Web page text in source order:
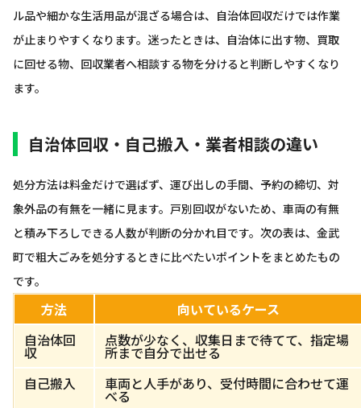
ル品や細かな生活用品が混ざる場合は、自治体回収だけでは作業
が止まりやすくなります。迷ったときは、自治体に出す物、買取
に回せる物、回収業者へ相談する物を分けると判断しやすくなり
ます。
自治体回収・自己搬入・業者相談の違い
処分方法は料金だけで選ばず、運び出しの手間、予約の締切、対
象外品の有無を一緒に見ます。戸別回収がないため、車両の有無
と積み下ろしできる人数が判断の分かれ目です。次の表は、金武
町で粗大ごみを処分するときに比べたいポイントをまとめたもの
です。
方法
向いているケース
自治体回
収
点数が少なく、収集日まで待てて、指定場
所まで自分で出せる
自己搬入
車両と人手があり、受付時間に合わせて運
べる